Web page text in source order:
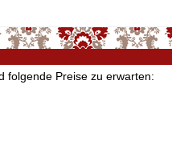
folgende Preise zu erwarten: